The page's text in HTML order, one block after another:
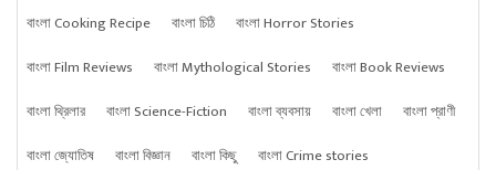
বাংলা Cooking Recipe
বাংলা চিঠি
বাংলা Horror Stories
বাংলা Film Reviews
বাংলা Mythological Stories
বাংলা Book Reviews
বাংলা থ্রিলার
বাংলা Science-Fiction বাংলা ব্যবসায় বাংলা খেলা
বাংলা প্রাণী
বাংলা জ্যোতিষ
বাংলা বিজ্ঞান বাংলা কিছু বাংলা Crime stories